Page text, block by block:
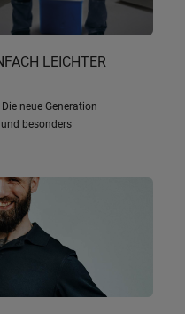
LEICHTER
neue Generation
besonders